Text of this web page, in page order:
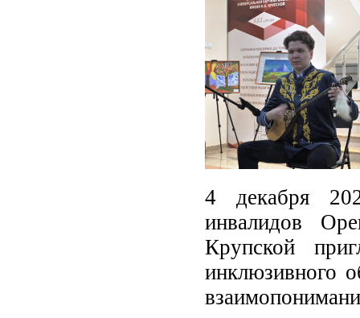
4 декабря
инвалидов
Крупской
инклюзивного